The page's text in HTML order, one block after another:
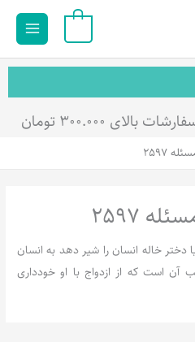
Main
۳۰۰.۰۰۰ تومان
2597
2597
عمه یا دختر خاله انسان را شیر دهد به انسان
است که از ازدواج با او خودداری